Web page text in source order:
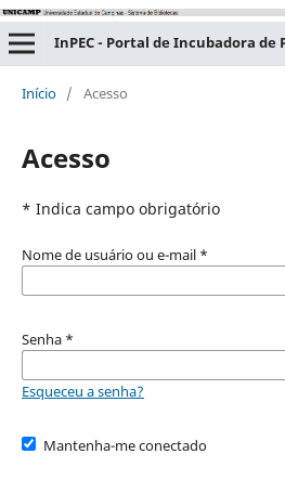
Início / Acesso
Acesso
* Indica campo obrigatório
Nome de usuário ou e-mail *
Senha *
Esqueceu a senha?
Mantenha-me conectado